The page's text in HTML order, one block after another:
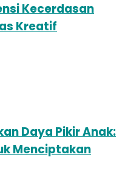
Kecerdasan
Kreatif
Daya Pikir Anak:
Menciptakan